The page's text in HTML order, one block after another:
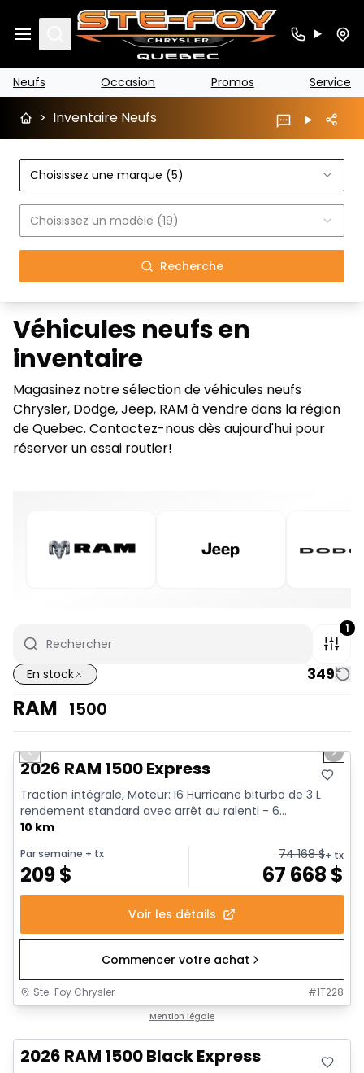
Search
Neufs Occasion Promos Service
> Inventaire Neufs
Choisissez une marque (5)
Choisissez un modèle (19)
Recherche
Véhicules neufs en
inventaire
Magasinez notre sélection de véhicules neufs
Chrysler, Dodge, Jeep, RAM à vendre dans la région
de Quebec. Contactez-nous dès aujourd'hui pour
réserver un essai routier!
1
En stock 349
RAM 1500
1/7
En stock
Previous slide Next
2026 RAM 1500 Express
Traction intégrale, Moteur: I6 Hurricane biturbo de 3 L
rendement standard avec arrêt au ralenti - 6...
10 km
Par semaine + tx
209$
74 168$+ tx
67 668 $
Voir les détails
Commencer votre achat
Ste-Foy Chrysler #1T228
Mention légale
2026 RAM 1500 Black Express